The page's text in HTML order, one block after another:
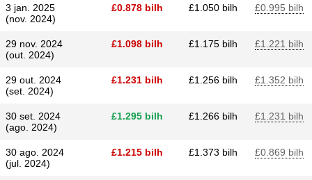
3 jan. 2025
(nov. 2024)
£​0.878 bilh £​1.050 bilh £​0.995 bilh
29 nov. 2024
(out. 2024)
£​1.098 bilh £​1.175 bilh £​1.221 bilh
29 out. 2024
(set. 2024)
£​1.231 bilh £​1.256 bilh £​1.352 bilh
30 set. 2024
(ago. 2024)
£​1.295 bilh £​1.266 bilh £​1.231 bilh
30 ago. 2024
(jul. 2024)
£​1.215 bilh £​1.373 bilh £​0.869 bilh